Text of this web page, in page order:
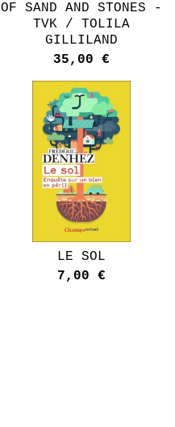
OF SAND AND STONES -
TVK / TOLILA
GILLILAND
35,00 €
LE SOL
7,00 €